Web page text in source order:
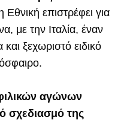
επιστρέφει για
με την Ιταλία, έναν
ξεχωριστό ειδικό
αγώνων
σχεδιασμό της